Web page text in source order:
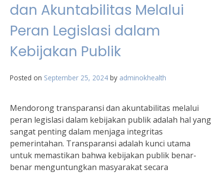
dan Akuntabilitas Melalui
Peran Legislasi dalam
Kebijakan Publik
Posted on September 25, 2024 by adminokhealth
Mendorong transparansi dan akuntabilitas melalui
peran legislasi dalam kebijakan publik adalah hal yang
sangat penting dalam menjaga integritas
pemerintahan. Transparansi adalah kunci utama
untuk memastikan bahwa kebijakan publik benar-
benar menguntungkan masyarakat secara